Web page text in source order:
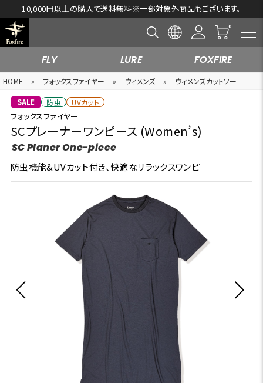
【Foxfire 2026 Spring & Summer SALE開催中！ 】
FLY LURE FOXFIRE
HOME » フォックスファイヤー » ウィメンズ » ウィメンズカットソー
防虫 UVカット
フォックスファイヤー
SCプレーナーワンピース (Women’s)
SC Planer One-piece
防虫機能&UVカット付き、快適なリラックスワンピ